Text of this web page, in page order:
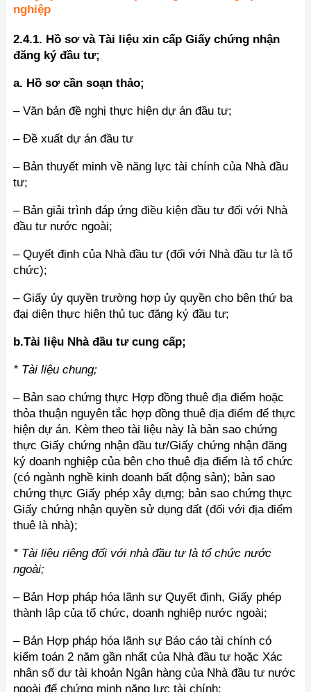
nghiệp
2.4.1. Hồ sơ và Tài liệu xin cấp Giấy chứng nhận
đăng ký đầu tư;
a. Hồ sơ cần soạn thảo;
– Văn bản đề nghị thực hiện dự án đầu tư;
– Đề xuất dự án đầu tư
– Bản thuyết minh về năng lực tài chính của Nhà đầu
tư;
– Bản giải trình đáp ứng điều kiện đầu tư đối với Nhà
đầu tư nước ngoài;
– Quyết định của Nhà đầu tư (đối với Nhà đầu tư là tổ
chức);
– Giấy ủy quyền trường hợp ủy quyền cho bên thứ ba
đại diện thực hiện thủ tục đăng ký đầu tư;
b.Tài liệu Nhà đầu tư cung cấp;
* Tài liệu chung;
– Bản sao chứng thực Hợp đồng thuê địa điểm hoặc
thỏa thuận nguyên tắc hợp đồng thuê địa điểm để thực
hiện dự án. Kèm theo tài liệu này là bản sao chứng
thực Giấy chứng nhận đầu tư/Giấy chứng nhận đăng
ký doanh nghiệp của bên cho thuê địa điểm là tổ chức
(có ngành nghề kinh doanh bất động sản); bản sao
chứng thực Giấy phép xây dựng; bản sao chứng thực
Giấy chứng nhận quyền sử dụng đất (đối với địa điểm
thuê là nhà);
* Tài liệu riêng đối với nhà đầu tư là tổ chức nước
ngoài;
– Bản Hợp pháp hóa lãnh sự Quyết định, Giấy phép
thành lập của tổ chức, doanh nghiệp nước ngoài;
– Bản Hợp pháp hóa lãnh sự Báo cáo tài chính có
kiểm toán 2 năm gần nhất của Nhà đầu tư hoặc Xác
nhân số dư tài khoản Ngân hàng của Nhà đầu tư nước
ngoài để chứng minh năng lực tài chính;